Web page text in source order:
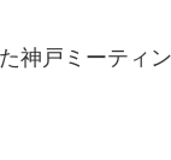
神戸ミーティ